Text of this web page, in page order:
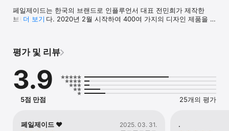
페일제이드는 한국의 브랜드로 인플루언서 대표 전민희가 제작한
브랜드입니다. 2020년 2월 시작하여 400여 가지의 디자인 제품을
\"Fine Cherry\"  - 페일제이드의 데님 라인
※앱 주요 기능
- 카테고리 별 상품 소개
- 나의 주문내역, 배송 정보 확인
더 보기
평가 및 리뷰
3.9
5점 만점 25개의 평가
페일제이드 ♥️
2025. 03. 31.
.